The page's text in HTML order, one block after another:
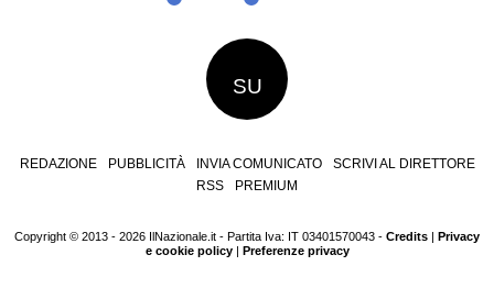
SU
REDAZIONE PUBBLICITÀ INVIA COMUNICATO
SCRIVI AL DIRETTORE
RSS
PREMIUM
Copyright © 2013 - 2026 IlNazionale.it - Partita Iva: IT 03401570043 - Credits | Privacy
e cookie policy| Preferenze privacy